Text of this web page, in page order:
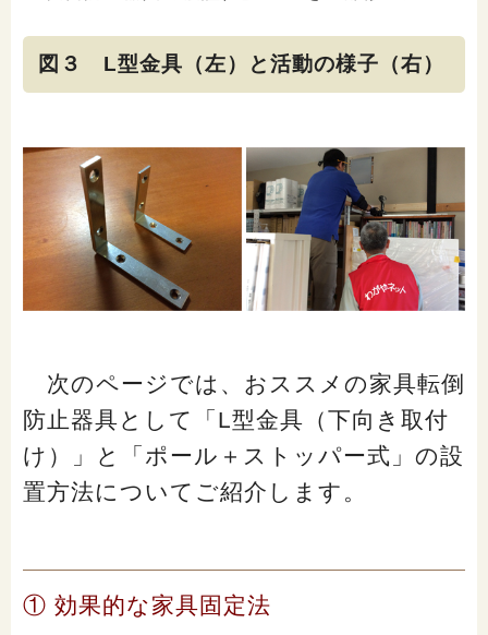
図３ L型金具（左）と活動の様子（右）
次のページでは、おススメの家具転倒
防止器具として「L型金具（下向き取付
け）」と「ポール＋ストッパー式」の設
置方法についてご紹介します。
① 効果的な家具固定法